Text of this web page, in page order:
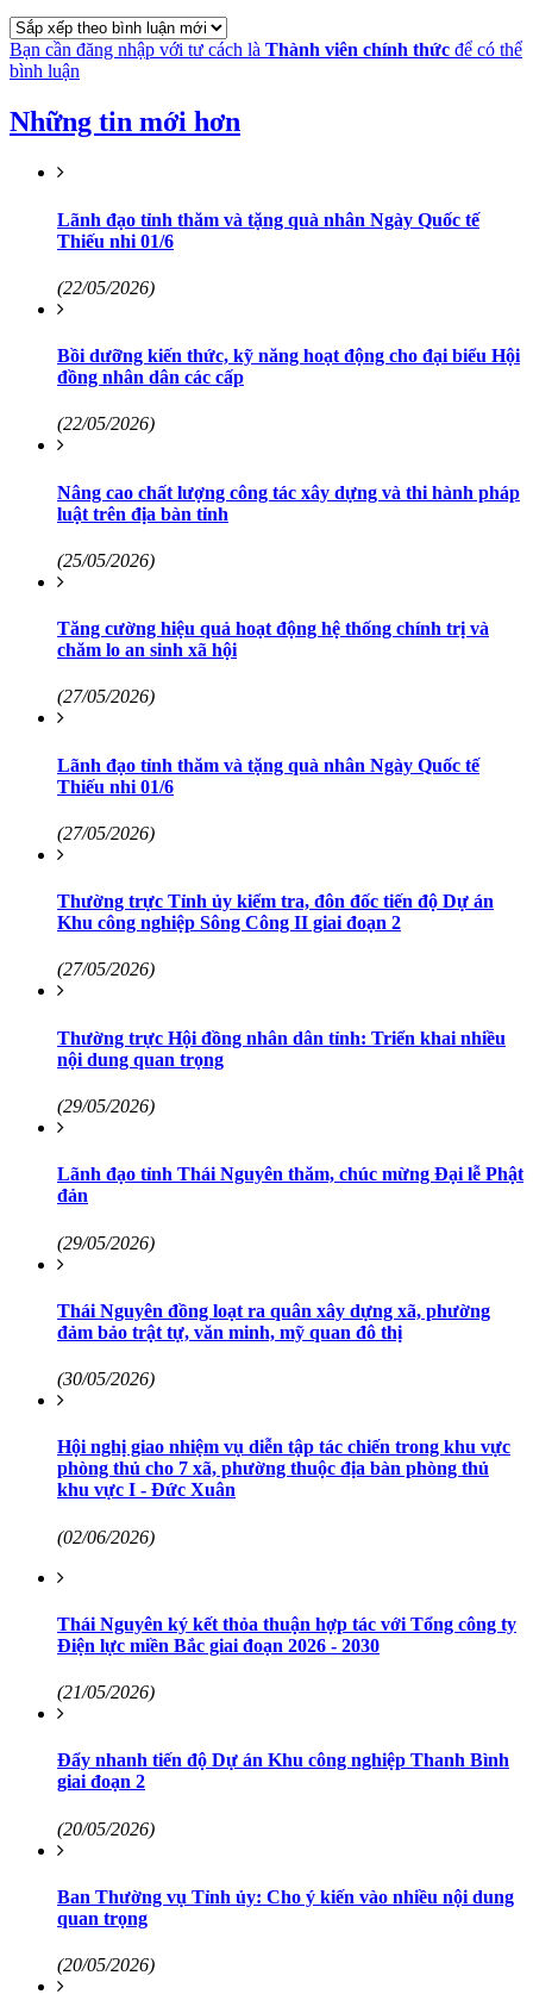
Bạn cần đăng nhập với tư cách là Thành viên chính thức để có thể
bình luận
Những tin mới hơn
Lãnh đạo tỉnh thăm và tặng quà nhân Ngày Quốc tế
Thiếu nhi 01/6
(22/05/2026)
Bồi dưỡng kiến thức, kỹ năng hoạt động cho đại biểu Hội
đồng nhân dân các cấp
(22/05/2026)
Nâng cao chất lượng công tác xây dựng và thi hành pháp
luật trên địa bàn tỉnh
(25/05/2026)
Tăng cường hiệu quả hoạt động hệ thống chính trị và
chăm lo an sinh xã hội
(27/05/2026)
Lãnh đạo tỉnh thăm và tặng quà nhân Ngày Quốc tế
Thiếu nhi 01/6
(27/05/2026)
Thường trực Tỉnh ủy kiểm tra, đôn đốc tiến độ Dự án
Khu công nghiệp Sông Công II giai đoạn 2
(27/05/2026)
Thường trực Hội đồng nhân dân tỉnh: Triển khai nhiều
nội dung quan trọng
(29/05/2026)
Lãnh đạo tỉnh Thái Nguyên thăm, chúc mừng Đại lễ Phật
đản
(29/05/2026)
Thái Nguyên đồng loạt ra quân xây dựng xã, phường
đảm bảo trật tự, văn minh, mỹ quan đô thị
(30/05/2026)
Hội nghị giao nhiệm vụ diễn tập tác chiến trong khu vực
phòng thủ cho 7 xã, phường thuộc địa bàn phòng thủ
khu vực I - Đức Xuân
(02/06/2026)
Thái Nguyên ký kết thỏa thuận hợp tác với Tổng công ty
Điện lực miền Bắc giai đoạn 2026 - 2030
(21/05/2026)
Đẩy nhanh tiến độ Dự án Khu công nghiệp Thanh Bình
giai đoạn 2
(20/05/2026)
Ban Thường vụ Tỉnh ủy: Cho ý kiến vào nhiều nội dung
quan trọng
(20/05/2026)